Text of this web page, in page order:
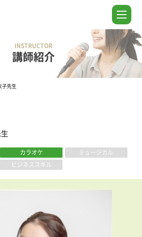
INSTRUCTOR
講師紹介
子先生
カラオケ
ミュージカル
ビジネススキル